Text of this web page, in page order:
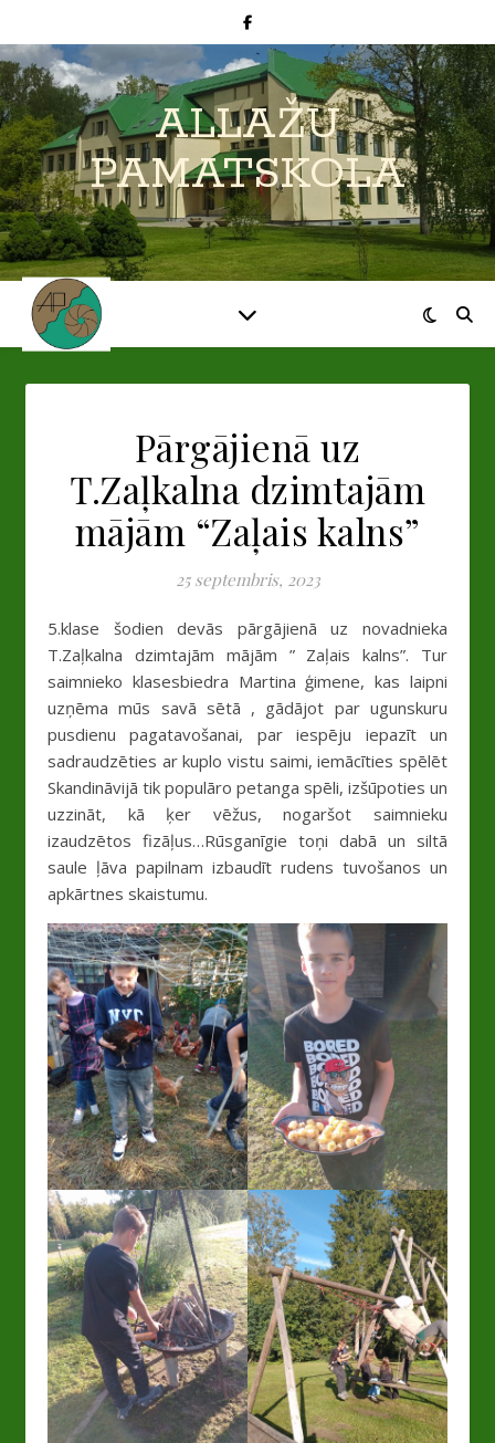
ALLAŽU
PAMATSKOLA
Pārgājienā uz
T.Zaļkalna dzimtajām
mājām “Zaļais kalns”
25 septembris, 2023
5.klase šodien devās pārgājienā uz novadnieka
T.Zaļkalna dzimtajām mājām ” Zaļais kalns”. Tur
saimnieko klasesbiedra Martina ģimene, kas laipni
uzņēma mūs savā sētā , gādājot par ugunskuru
pusdienu pagatavošanai, par iespēju iepazīt un
sadraudzēties ar kuplo vistu saimi, iemācīties spēlēt
Skandināvijā tik populāro petanga spēli, izšūpoties un
uzzināt, kā ķer vēžus, nogaršot saimnieku
izaudzētos fizāļus…Rūsganīgie toņi dabā un siltā
saule ļāva papilnam izbaudīt rudens tuvošanos un
apkārtnes skaistumu.